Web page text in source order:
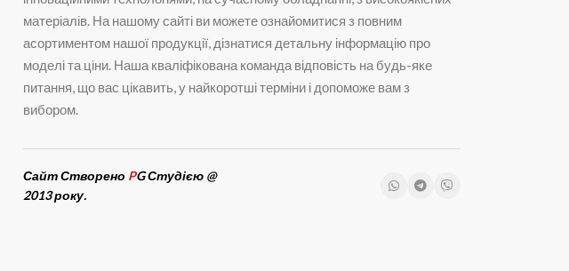
матеріалів. На нашому сайті ви можете ознайомитися з повним
асортиментом нашої продукції, дізнатися детальну інформацію про
моделі та ціни. Наша кваліфікована команда відповість на будь-яке
питання, що вас цікавить, у найкоротші терміни і допоможе вам з
вибором.
Сайт Створено PG Студією @
2013 року.